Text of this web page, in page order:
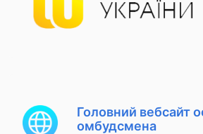
Головний вебсайт
омбудсмена